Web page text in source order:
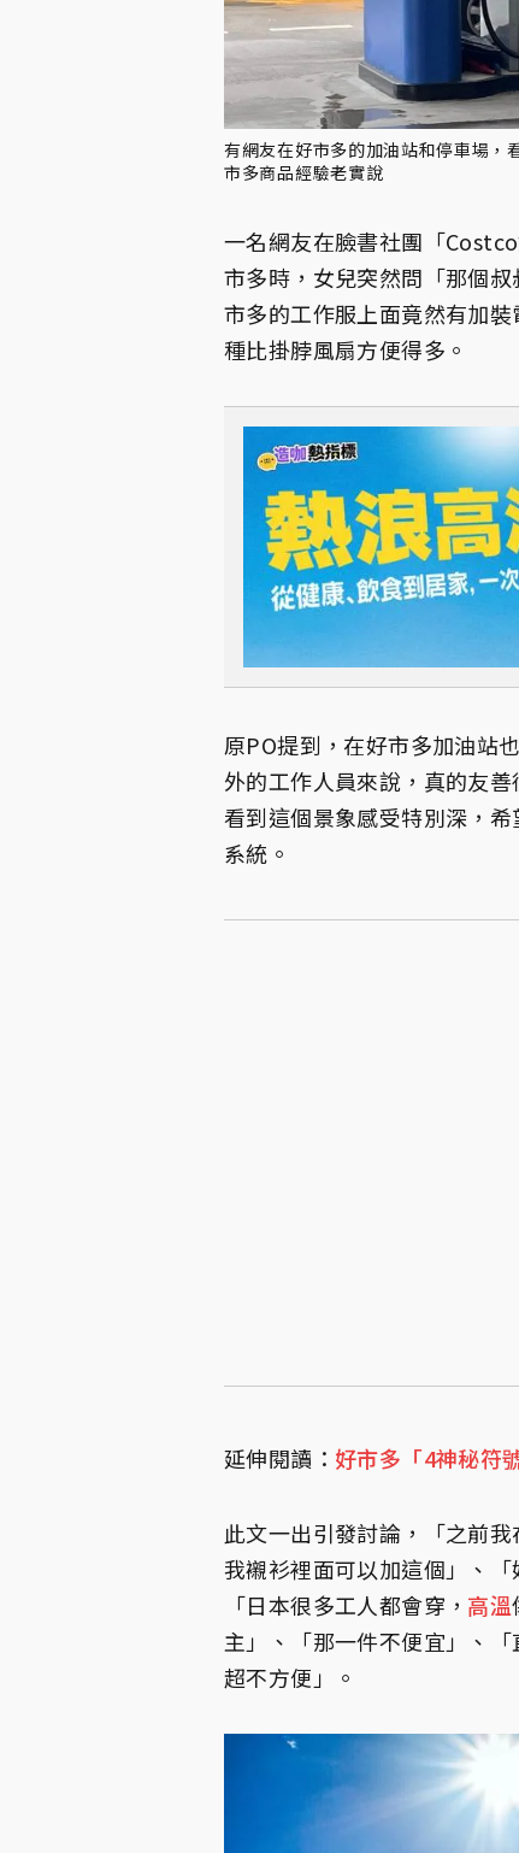
有網友在好市多的加油站和停車場
市多商品經驗老實說
一名網友在臉書社團「
市多時，女兒突然問「那個
市多的工作服上面竟然有加
種比掛脖風扇方便得多。
原PO提到，在好市多加油站
外的工作人員來說，真的友
看到這個景象感受特別深，
系統。
延伸閱讀： 好市多「4神秘符
此文一出引發討論，「之前
我襯衫裡面可以加這個」、
「日本很多工人都會穿， 高溫
主」、「那一件不便宜」、
超不方便」。